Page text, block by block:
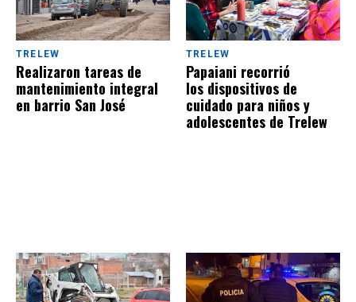
TRELEW
Realizaron tareas de
mantenimiento integral
en barrio San José
TRELEW
Papaiani recorrió
los dispositivos de
cuidado para niños y
adolescentes de Trelew